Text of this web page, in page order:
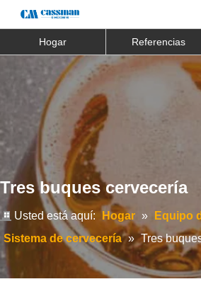
Hogar Referencias
Tres buques cervecería
Usted está aquí: Hogar » Equipo
Sistema de cervecería » Tres